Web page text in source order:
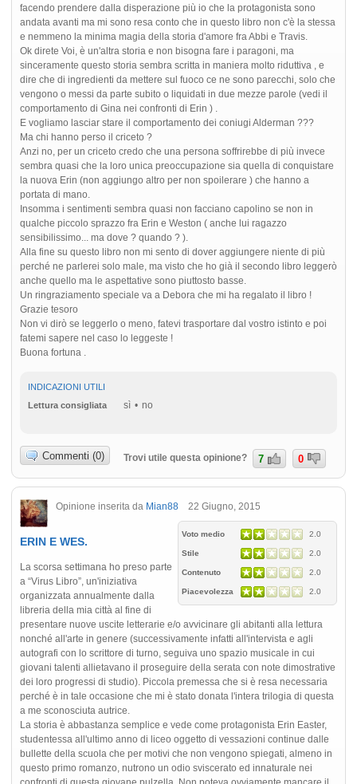
facendo prendere dalla disperazione più io che la protagonista sono
andata avanti ma mi sono resa conto che in questo libro non c'è la stessa
e nemmeno la minima magia della storia d'amore fra Abbi e Travis.
Ok direte Voi, è un'altra storia e non bisogna fare i paragoni, ma
sinceramente questo storia sembra scritta in maniera molto riduttiva , e
dire che di ingredienti da mettere sul fuoco ce ne sono parecchi, solo che
vengono o messi da parte subito o liquidati in due mezze parole (vedi il
comportamento di Gina nei confronti di Erin ) .
E vogliamo lasciar stare il comportamento dei coniugi Alderman ???
Ma chi hanno perso il criceto ?
Anzi no, per un criceto credo che una persona soffrirebbe di più invece
sembra quasi che la loro unica preoccupazione sia quella di conquistare
la nuova Erin (non aggiungo altro per non spoilerare ) che hanno a
portata di mano.
Insomma i sentimenti sembra quasi non facciano capolino se non in
qualche piccolo sprazzo fra Erin e Weston ( anche lui ragazzo
sensibilissimo... ma dove ? quando ? ).
Alla fine su questo libro non mi sento di dover aggiungere niente di più
perché ne parlerei solo male, ma visto che ho già il secondo libro leggerò
anche quello ma le aspettative sono piuttosto basse.
Un ringraziamento speciale va a Debora che mi ha regalato il libro !
Grazie tesoro
Non vi dirò se leggerlo o meno, fatevi trasportare dal vostro istinto e poi
fatemi sapere nel caso lo leggeste !
Buona fortuna .
INDICAZIONI UTILI
Lettura consigliata
sì no
Commenti (0) Trovi utile questa opinione? 7 0
Opinione inserita da Mian88 22 Giugno, 2015
Voto medio 2.0
Stile 2.0
Contenuto 2.0
Piacevolezza 2.0
ERIN E WES.
La scorsa settimana ho preso parte
a “Virus Libro”, un'iniziativa
organizzata annualmente dalla
libreria della mia città al fine di
presentare nuove uscite letterarie e/o avvicinare gli abitanti alla lettura
nonché all'arte in genere (successivamente infatti all'intervista e agli
autografi con lo scrittore di turno, seguiva uno spazio musicale in cui
giovani talenti allietavano il proseguire della serata con note dimostrative
dei loro progressi di studio). Piccola premessa che si è resa necessaria
perché è in tale occasione che mi è stato donata l'intera trilogia di questa
a me sconosciuta autrice.
La storia è abbastanza semplice e vede come protagonista Erin Easter,
studentessa all'ultimo anno di liceo oggetto di vessazioni continue dalle
bullette della scuola che per motivi che non vengono spiegati, almeno in
questo primo romanzo, nutrono un odio sviscerato ed innaturale nei